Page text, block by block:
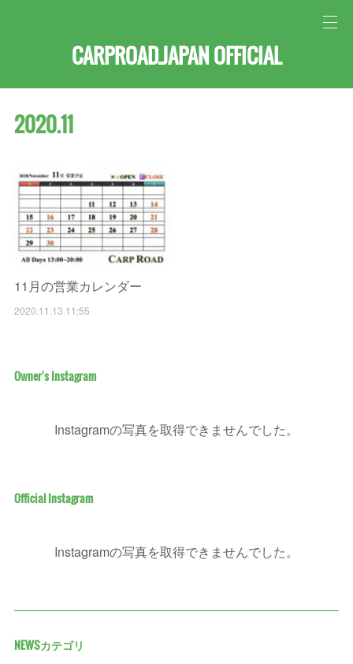
CARPROAD.JAPAN OFFICIAL
2020.11
11月の営業カレンダー
2020.11.13 11:55
Owner's Instagram
Instagramの写真を取得できませんでした。
Official Instagram
Instagramの写真を取得できませんでした。
NEWSカテゴリ